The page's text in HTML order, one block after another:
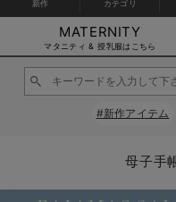
マタニティウェア全て
マタニティ ワンピース
マタニティ 下着・インナー全て
授乳服全て
マタニティ フォーマル全て
マタニティ スーツ
授乳用品全て
妊婦用 抱き枕・授乳クッション
マタニティレッグウェア全て
マタニティストッキング・タイツ
マタニティ ボディケア全て
アウトレット全て
【アウトレット】ワンピース
特集全て
再入荷全て
再入荷｜インナー
新作 カテゴリ
MATERNITY
マタニティ & 授乳服はこちら
#新作アイテム
母子手
カートに入れる